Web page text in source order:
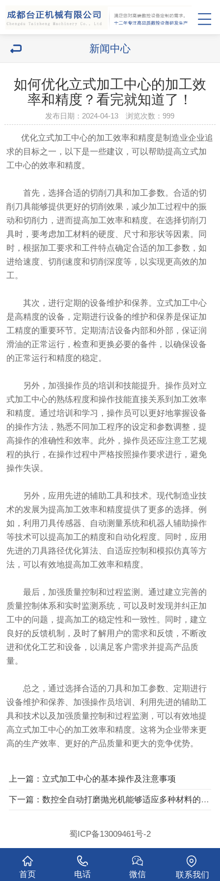
新闻中心
如何优化立式加工中心的加工效
率和精度？看完就知道了！
发布日期：2024-04-13 浏览次数： 999
优化立式加工中心的加工效率和精度是制造业企业追
求的目标之一，以下是一些建议，可以帮助提高立式加
工中心的效率和精度。
首先，选择合适的切削刀具和加工参数。合适的切
削刀具能够提供更好的切削效果，减少加工过程中的振
动和切削力，进而提高加工效率和精度。在选择切削刀
具时，要考虑加工材料的硬度、尺寸和形状等因素。同
时，根据加工要求和工件特点确定合适的加工参数，如
进给速度、切削速度和切削深度等，以实现更高效的加
工。
其次，进行定期的设备维护和保养。立式加工中心
是高精度的设备，定期进行设备的维护和保养是保证加
工精度的重要环节。定期清洁设备内部和外部，保证润
滑油的正常运行，检查和更换必要的备件，以确保设备
的正常运行和精度的稳定。
另外，加强操作员的培训和技能提升。操作员对立
式加工中心的熟练程度和操作技能直接关系到加工效率
和精度。通过培训和学习，操作员可以更好地掌握设备
的操作方法，熟悉不同加工程序的设定和参数调整，提
高操作的准确性和效率。此外，操作员还应注意工艺规
程的执行，在操作过程中严格按照操作要求进行，避免
操作失误。
另外，应用先进的辅助工具和技术。现代制造业技
术的发展为提高加工效率和精度提供了更多的选择。例
如，利用刀具传感器、自动测量系统和机器人辅助操作
等技术可以提高加工的精度和自动化程度。同时，应用
先进的刀具路径优化算法、自适应控制和模拟仿真等方
法，可以有效地提高加工效率和精度。
最后，加强质量控制和过程监测。通过建立完善的
质量控制体系和实时监测系统，可以及时发现并纠正加
工中的问题，提高加工的稳定性和一致性。同时，建立
良好的反馈机制，及时了解用户的需求和反馈，不断改
进和优化工艺和设备，以满足客户需求并提高产品质
量。
总之，通过选择合适的刀具和加工参数、定期进行
设备维护和保养、加强操作员培训、利用先进的辅助工
具和技术以及加强质量控制和过程监测，可以有效地提
高立式加工中心的加工效率和精度。这将为企业带来更
高的生产效率、更好的产品质量和更大的竞争优势。
上一篇：立式加工中心的基本操作及注意事项
下一篇：数控全自动打磨抛光机能够适应多种材料的抛光加工
蜀ICP备13009461号-2
首页 电话 微信 联系我们